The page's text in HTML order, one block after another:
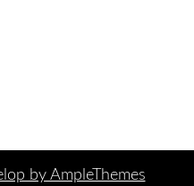
by AmpleThemes